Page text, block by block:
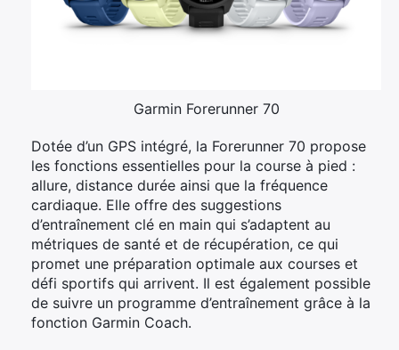
Garmin Forerunner 70
Dotée d’un GPS intégré, la Forerunner 70 propose
les fonctions essentielles pour la course à pied :
allure, distance durée ainsi que la fréquence
cardiaque. Elle offre des suggestions
d’entraînement clé en main qui s’adaptent au
métriques de santé et de récupération, ce qui
promet une préparation optimale aux courses et
défi sportifs qui arrivent. Il est également possible
de suivre un programme d’entraînement grâce à la
fonction Garmin Coach.